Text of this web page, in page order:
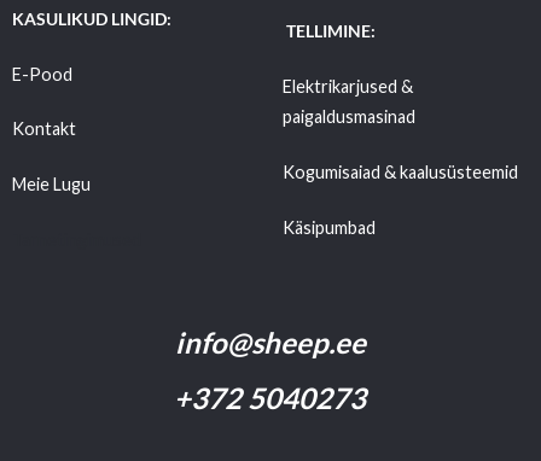
KASULIKUD LINGID:
E-Pood
Kontakt
Meie Lugu
TELLIMINE:
Elektrikarjused &
paigaldusmasinad
Kogumisaiad & kaalusüsteemid
Käsipumbad
info@sheep.ee
+372 5040273